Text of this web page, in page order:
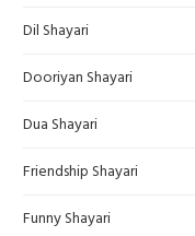
Dil Shayari
Dooriyan Shayari
Dua Shayari
Friendship Shayari
Funny Shayari